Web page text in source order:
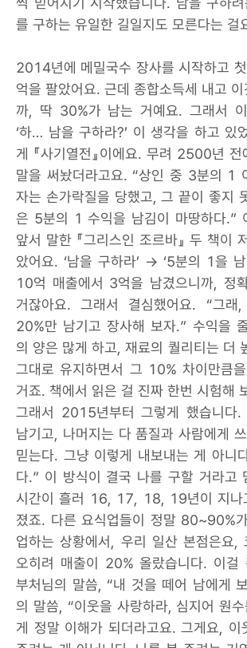
를 구하는 유일한 길일지도 모른다는 걸
2014년에 메밀국수 장사를 시작하고
억을 팔았어요. 근데 종합소득세 내고 이
까, 딱 30%가 남는 거예요. 그래서
‘하… 남을 구하라?’ 이 생각을 하고 있
게 『사기열전』이에요. 무려 2500년
말을 써놨더라고요. “상인 중 3분의 1
자는 손가락질을 당했고, 그 끝이 좋지
은 5분의 1 수익을 남김이 마땅하다.”
앞서 말한 『그리스인 조르바』 두 책이
았어요. ‘남을 구하라’ → ‘5분의 1을
10억 매출에서 3억을 남겼으니까, 정
거잖아요. 그래서 결심했어요. “그
20%만 남기고 장사해 보자.” 수익을
의 양은 많게 하고, 재료의 퀄리티는 더
그대로 유지하면서 그 10% 차이만큼을
거죠. 책에서 읽은 걸 진짜 한번 시험해
그래서 2015년부터 그렇게 했습니다
남기고, 나머지는 다 품질과 사람에게
믿는다. 그냥 이렇게 내보내는 게 아니
다.” 이 방식이 결국 나를 구할 거라고
시간이 흘러 16, 17, 18, 19년이 지나
졌죠. 다른 요식업들이 정말 80~90%
업하는 상황에서, 우리 일산 본점은요,
오히려 매출이 20% 올랐습니다. 이걸
부처님의 말씀, “내 것을 떼어 남에게
의 말씀, “이웃을 사랑하라, 심지어 원수
게 정말 이해가 되더라고요. 그게요, 이